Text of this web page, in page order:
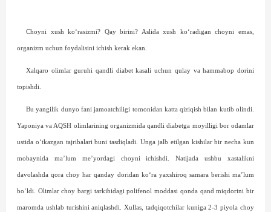
Choyni xush ko‘rasizmi? Qay birini? Aslida xush ko‘radigan choyni emas,
organizm uchun foydalisini ichish kerak ekan.
Xalqaro olimlar guruhi qandli diabet kasali uchun qulay va hammabop dorini
topishdi.
Bu yangilik dunyo fani jamoatchiligi tomonidan katta qiziqish bilan kutib olindi.
Yaponiya va AQSH olimlarining organizmida qandli diabetga moyilligi bor odamlar
ustida o‘tkazgan tajribalari buni tasdiqladi. Unga jalb etilgan kishilar bir necha kun
mobaynida ma’lum me’yordagi choyni ichishdi. Natijada ushbu xastalikni
davolashda qora choy har qanday doridan ko‘ra yaxshiroq samara berishi ma’lum
bo‘ldi. Olimlar choy bargi tarkibidagi polifenol moddasi qonda qand miqdorini bir
maromda ushlab turishini aniqlashdi. Xullas, tadqiqotchilar kuniga 2-3 piyola choy